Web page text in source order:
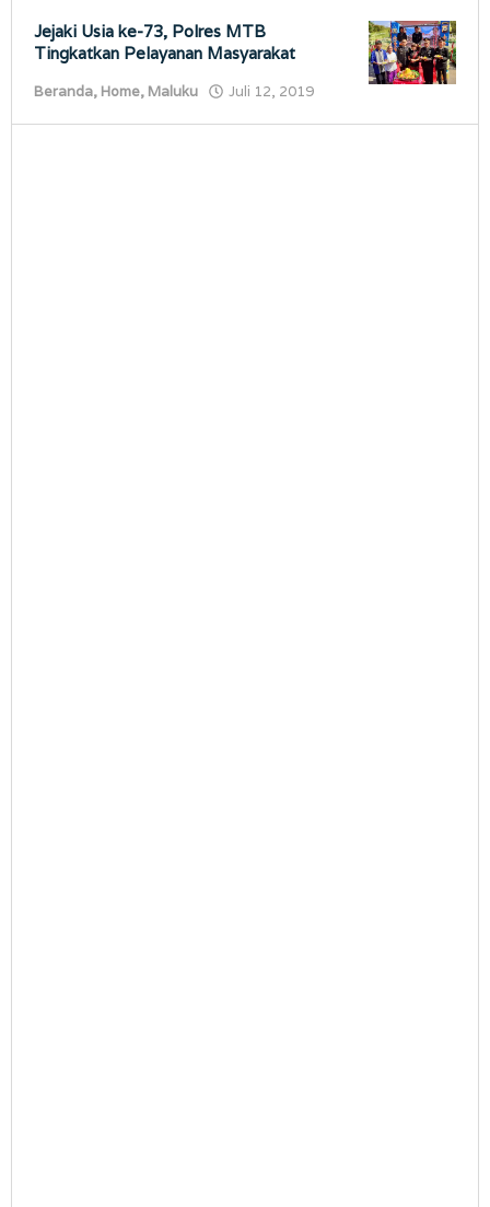
Jejaki Usia ke-73, Polres MTB
Tingkatkan Pelayanan Masyarakat
Beranda, Home, Maluku Juli 12, 2019